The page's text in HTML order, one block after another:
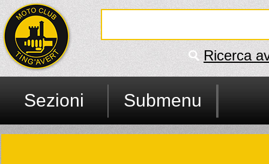
Ricerca
Sezioni Submenu